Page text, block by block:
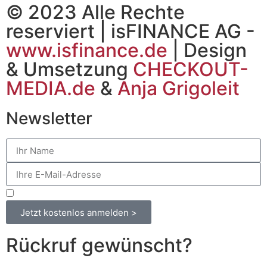
© 2023 Alle Rechte
reserviert | isFINANCE AG -
www.isfinance.de | Design
& Umsetzung CHECKOUT-
MEDIA.de & Anja Grigoleit
Newsletter
Jetzt kostenlos anmelden >
Rückruf gewünscht?